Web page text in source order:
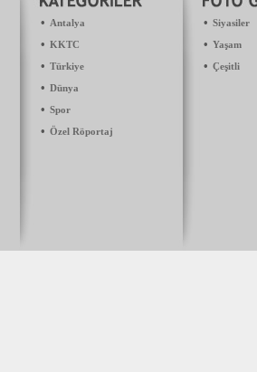
• Antalya
• KKTC
• Türkiye
• Dünya
• Spor
• Özel Röportaj
• Siyasiler
• Yaşam
• Çeşitli